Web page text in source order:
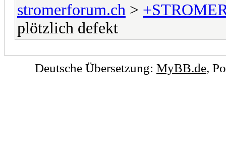
stromerforum.ch >
plötzlich defekt
Deutsche Übersetzung: MyBB.de,